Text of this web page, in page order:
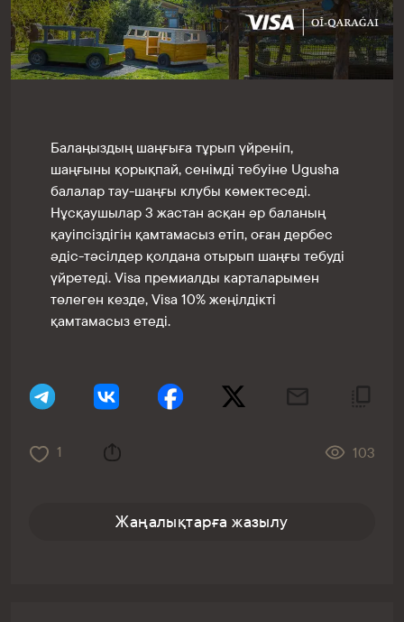
Балаңыздың шаңғыға тұрып үйреніп,
шаңғыны қорықпай, сенімді тебуіне Ugusha
балалар тау-шаңғы клубы көмектеседі.
Нұсқаушылар 3 жастан асқан әр баланың
қауіпсіздігін қамтамасыз етіп, оған дербес
әдіс-тәсілдер қолдана отырып шаңғы тебуді
үйретеді. Visa премиалды карталарымен
төлеген кезде, Visa 10% жеңілдікті
қамтамасыз етеді.
1 103
Жаңалықтарға жазылу